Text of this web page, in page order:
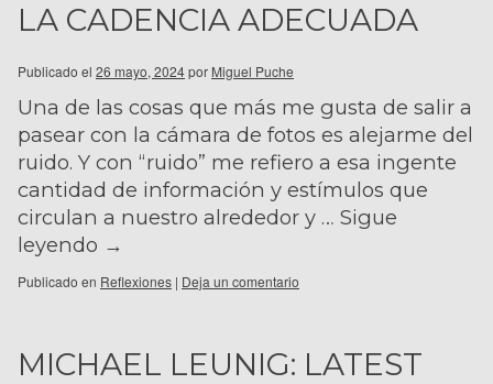
LA CADENCIA ADECUADA
Publicado el 26 mayo, 2024por Miguel Puche
Una de las cosas que más me gusta de salir a
pasear con la cámara de fotos es alejarme del
ruido. Y con “ruido” me refiero a esa ingente
cantidad de información y estímulos que
circulan a nuestro alrededor y … Sigue
leyendo →
Publicado en Reflexiones | Deja un comentario
MICHAEL LEUNIG: LATEST